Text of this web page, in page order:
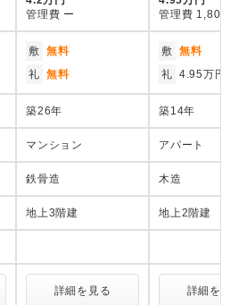
管理費 ー
管理費 1,800
敷 無料
礼 無料
敷 無料
礼 4.95万円
築26年 築14年
マンション アパート
鉄骨造 木造
地上3階建 地上2階建
詳細を見る 詳細を